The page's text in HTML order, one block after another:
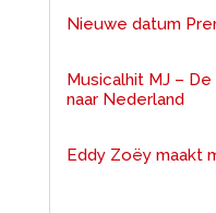
Nieuwe datum
Musicalhit MJ –
naar Nederland
Eddy Zoëy maakt